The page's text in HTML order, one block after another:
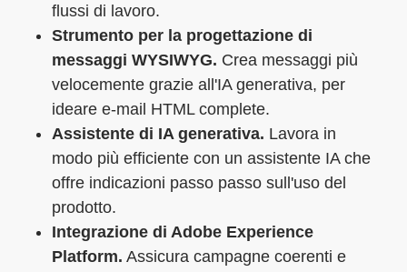
flussi di lavoro.
Strumento per la progettazione di
messaggi WYSIWYG. Crea messaggi più
velocemente grazie all'IA generativa, per
ideare e-mail HTML complete.
Assistente di IA generativa. Lavora in
modo più efficiente con un assistente IA che
offre indicazioni passo passo sull'uso del
prodotto.
Integrazione di Adobe Experience
Platform. Assicura campagne coerenti e